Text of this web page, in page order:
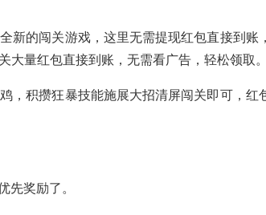
新的闯关游戏，这里无需提现红包直接到账
量红包直接到账，无需看广告，轻松领取。
，积攒狂暴技能施展大招清屏闯关即可，红
先奖励了。